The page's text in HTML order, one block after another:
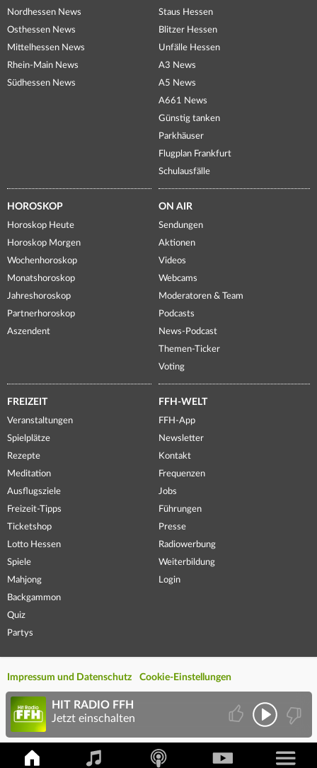
Nordhessen News
Osthessen News
Mittelhessen News
Rhein-Main News
Südhessen News
Staus Hessen
Blitzer Hessen
Unfälle Hessen
A3 News
A5 News
A661 News
Günstig tanken
Parkhäuser
Flugplan Frankfurt
Schulausfälle
HOROSKOP
Horoskop Heute
Horoskop Morgen
Wochenhoroskop
Monatshoroskop
Jahreshoroskop
Partnerhoroskop
Aszendent
ON AIR
Sendungen
Aktionen
Videos
Webcams
Moderatoren & Team
Podcasts
News-Podcast
Themen-Ticker
Voting
FREIZEIT
Veranstaltungen
Spielplätze
Rezepte
Meditation
Ausflugsziele
Freizeit-Tipps
Ticketshop
Lotto Hessen
Spiele
Mahjong
Backgammon
Quiz
Partys
FFH-WELT
FFH-App
Newsletter
Kontakt
Frequenzen
Jobs
Führungen
Presse
Radiowerbung
Weiterbildung
Login
Impressum und Datenschutz Cookie-Einstellungen
HIT RADIO FFH
Jetzt einschalten